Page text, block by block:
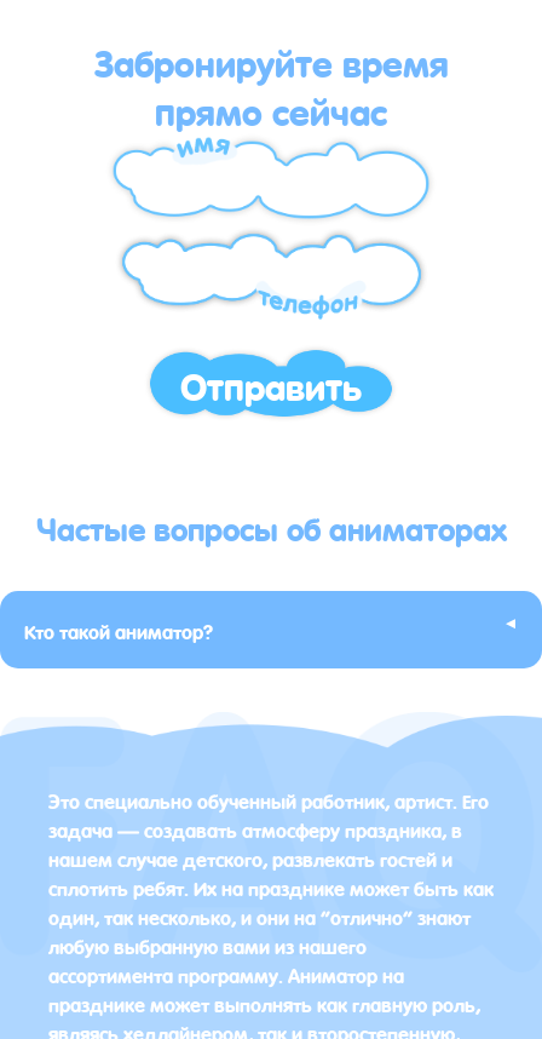
Забронируйте время
прямо сейчас
Отправить
Частые вопросы об аниматорах
Кто такой аниматор? ▸
Это специально обученный работник, артист. Его
задача — создавать атмосферу праздника, в
нашем случае детского, развлекать гостей и
сплотить ребят. Их на празднике может быть как
один, так несколько, и они на “отлично” знают
любую выбранную вами из нашего
ассортимента программу. Аниматор на
празднике может выполнять как главную роль,